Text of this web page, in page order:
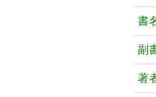
書
副
著